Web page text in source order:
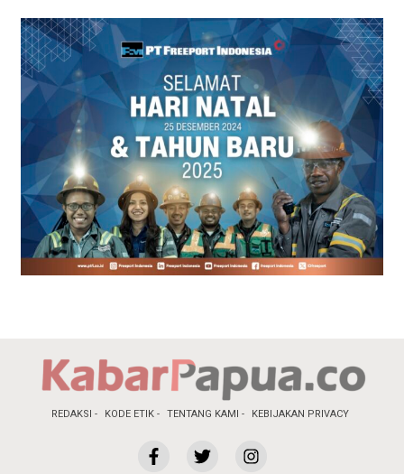
REDAKSI KODE ETIK TENTANG KAMI KEBIJAKAN PRIVACY